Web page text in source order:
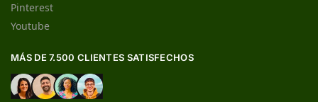
Pinterest
Youtube
MÁS DE 7.500 CLIENTES SATISFECHOS